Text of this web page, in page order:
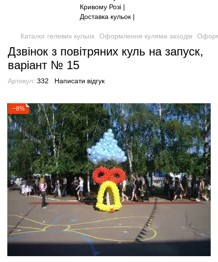
Каталог гелевих кульок Оформлення кулями заходів
Дзвінок з повітряних куль на запуск,
варіант № 15
Артикул: 332 Написати відгук
−8%